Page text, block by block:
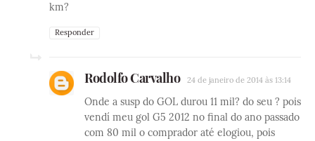
km?
Responder
Rodolfo Carvalho 24 de janeiro de 2014 às 13:14
Onde a susp do GOL durou 11 mil? do seu ? pois
vendí meu gol G5 2012 no final do ano passado
com 80 mil o comprador até elogiou, pois